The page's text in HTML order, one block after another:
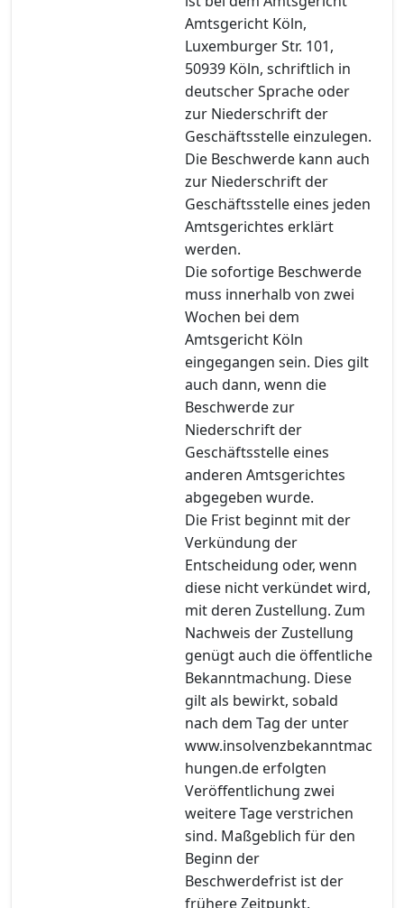
Amtsgericht Köln,
Luxemburger Str. 101,
50939 Köln, schriftlich in
deutscher Sprache oder
zur Niederschrift der
Geschäftsstelle einzulegen.
Die Beschwerde kann auch
zur Niederschrift der
Geschäftsstelle eines jeden
Amtsgerichtes erklärt
werden.
Die sofortige Beschwerde
muss innerhalb von zwei
Wochen bei dem
Amtsgericht Köln
eingegangen sein. Dies gilt
auch dann, wenn die
Beschwerde zur
Niederschrift der
Geschäftsstelle eines
anderen Amtsgerichtes
abgegeben wurde.
Die Frist beginnt mit der
Verkündung der
Entscheidung oder, wenn
diese nicht verkündet wird,
mit deren Zustellung. Zum
Nachweis der Zustellung
genügt auch die öffentliche
Bekanntmachung. Diese
gilt als bewirkt, sobald
nach dem Tag der unter
www.insolvenzbekanntmac
hungen.de erfolgten
Veröffentlichung zwei
weitere Tage verstrichen
sind. Maßgeblich für den
Beginn der
Beschwerdefrist ist der
frühere Zeitpunkt.